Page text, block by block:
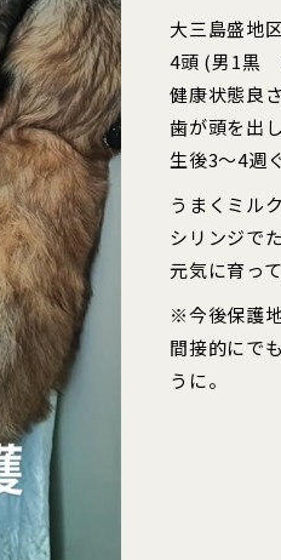
大三島盛地
4頭 (男1黒
健康状態良
歯が頭を出
生後3〜4週
うまくミル
シリンジで
元気に育っ
※今後保護
間接的にで
うに。